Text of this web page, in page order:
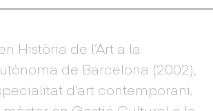
Història de l’Art a la
de Barcelona (2002),
d’art contemporani.